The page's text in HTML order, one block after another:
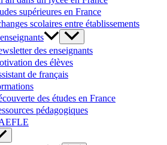
supérieures en France
scolaires entre établissements
des enseignants
des élèves
de français
des études en France
pédagogiques